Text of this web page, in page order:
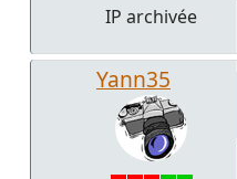
IP archivée
Yann35